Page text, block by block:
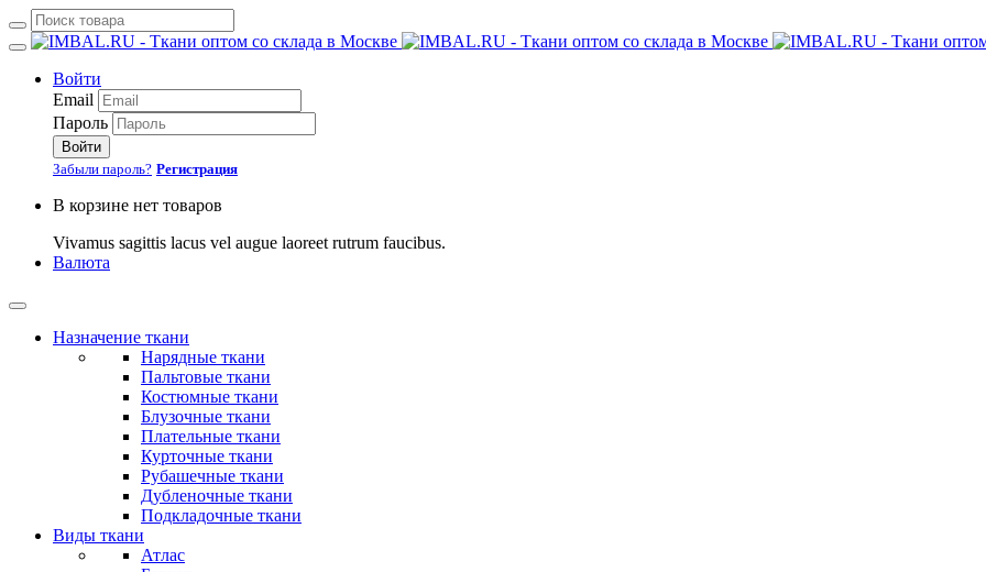
Войти
Email
Пароль
Войти
Забыли пароль? Регистрация
В корзине нет товаров
Vivamus sagittis lacus vel augue laoreet rutrum faucibus.
Валюта
Назначение ткани
Нарядные ткани
Пальтовые ткани
Костюмные ткани
Блузочные ткани
Плательные ткани
Курточные ткани
Рубашечные ткани
Дубленочные ткани
Подкладочные ткани
Виды ткани
Атлас